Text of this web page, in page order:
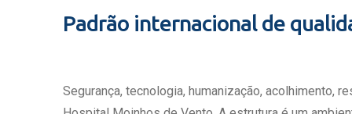
Seu Médico
Doação de
Escritório
Padrão internacional de
Segurança, tecnologia, humanização, acolhimento,